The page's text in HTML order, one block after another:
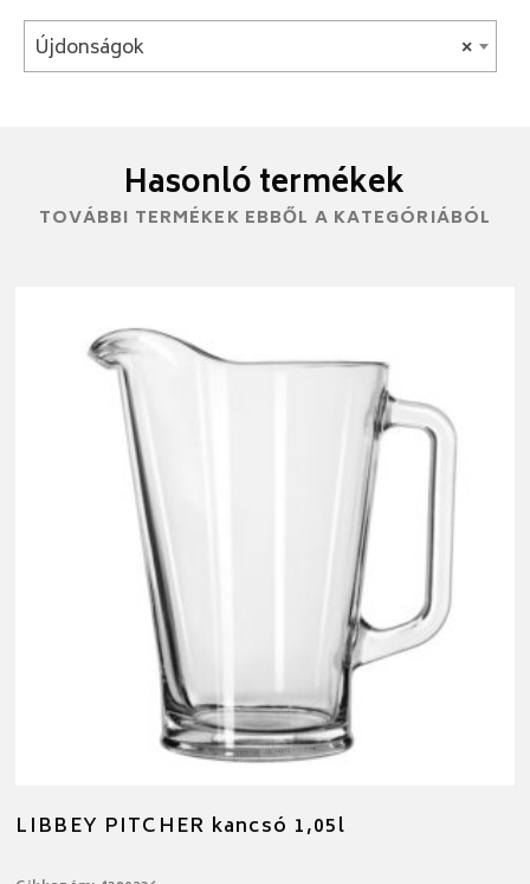
×
Újdonságok
Hasonló termékek
TOVÁBBI TERMÉKEK EBBŐL A KATEGÓRIÁBÓL
LIBBEY PITCHER kancsó 1,05l